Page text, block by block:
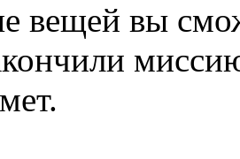
вещей вы